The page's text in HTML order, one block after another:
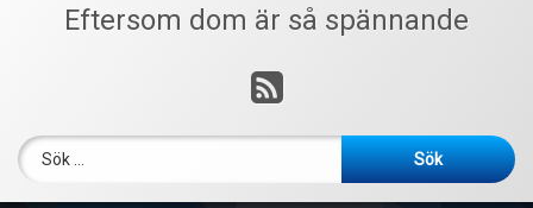
Eftersom dom är så spännande
RSS